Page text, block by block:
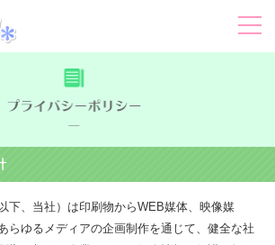
下、当社）は印刷物からWEB媒体、映像媒
らゆるメディアの企画制作を通じて、健全な社